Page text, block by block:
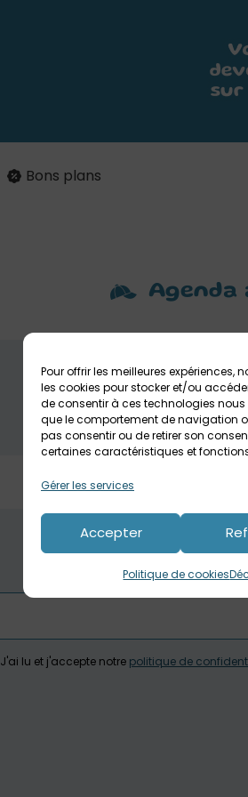
Pour offrir les meilleures expériences,
les cookies pour stocker et/ou
de consentir à ces technologies
que le comportement de navigation
pas consentir ou de retirer son
certaines caractéristiques et
Gérer les services
Accepter
Politique de cookies
Bons plans
Agenda
J'ai lu et j'accepte notre politique de